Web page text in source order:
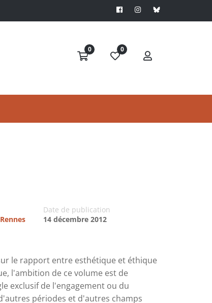
0 0
Date de publication
14 décembre 2012
le rapport entre esthétique et éthique
l'ambition de ce volume est de
exclusif de l'engagement ou du
périodes et d'autres champs